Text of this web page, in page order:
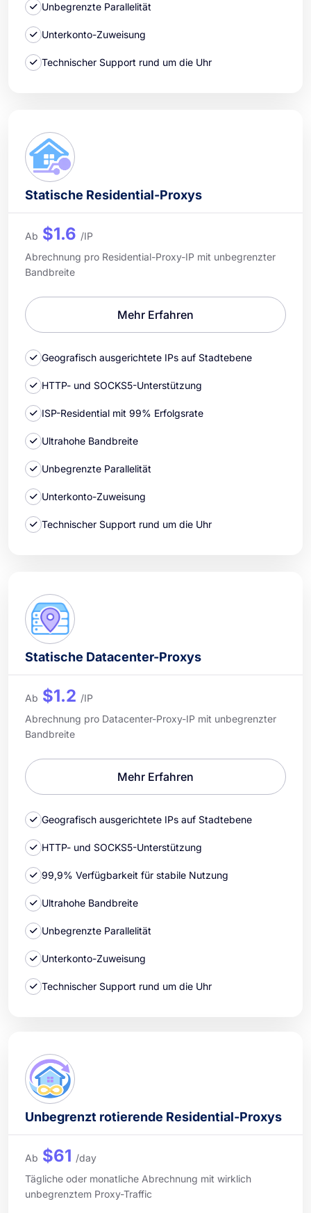
Unbegrenzte Parallelität
Unterkonto-Zuweisung
Technischer Support rund um die Uhr
Statische Residential-Proxys
Ab $1.6 /IP
Abrechnung pro Residential-Proxy-IP mit unbegrenzter
Bandbreite
Mehr Erfahren
Geografisch ausgerichtete IPs auf Stadtebene
HTTP- und SOCKS5-Unterstützung
ISP-Residential mit 99% Erfolgsrate
Ultrahohe Bandbreite
Unbegrenzte Parallelität
Unterkonto-Zuweisung
Technischer Support rund um die Uhr
Statische Datacenter-Proxys
Ab $1.2 /IP
Abrechnung pro Datacenter-Proxy-IP mit unbegrenzter
Bandbreite
Mehr Erfahren
Geografisch ausgerichtete IPs auf Stadtebene
HTTP- und SOCKS5-Unterstützung
99,9% Verfügbarkeit für stabile Nutzung
Ultrahohe Bandbreite
Unbegrenzte Parallelität
Unterkonto-Zuweisung
Technischer Support rund um die Uhr
Unbegrenzt rotierende Residential-Proxys
Ab $61 /day
Tägliche oder monatliche Abrechnung mit wirklich
unbegrenztem Proxy-Traffic